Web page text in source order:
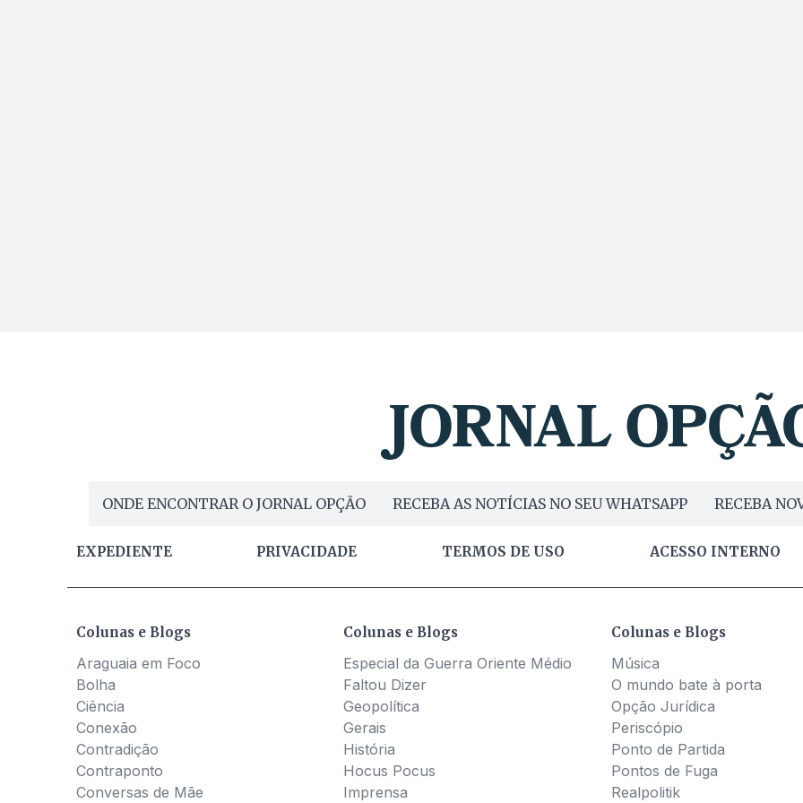
ONDE ENCONTRAR O JORNAL OPÇÃO RECEBA AS NOTÍCIAS NO SEU WHATSAPP RECEBA
EXPEDIENTE PRIVACIDADE TERMOS DE USO ACESSO INTERNO
Colunas e Blogs
Araguaia em Foco
Bolha
Ciência
Conexão
Contradição
Contraponto
Conversas de Mãe
Colunas e Blogs
Especial da Guerra Oriente Médio
Faltou Dizer
Geopolítica
Gerais
História
Hocus Pocus
Imprensa
Colunas e Blogs
Música
O mundo bate à porta
Opção Jurídica
Periscópio
Ponto de Partida
Pontos de Fuga
Realpolitik